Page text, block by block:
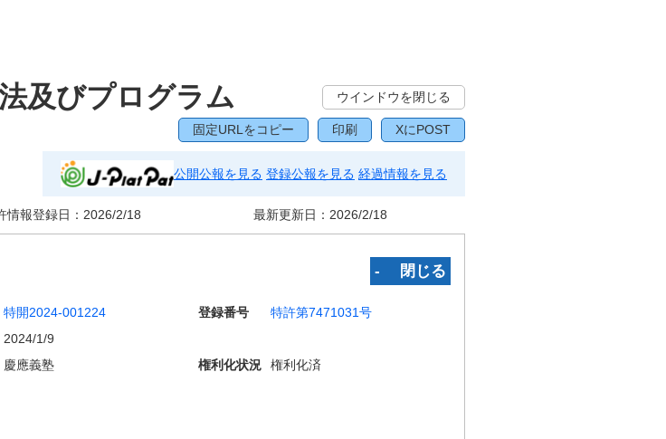
及びプログラム ウインドウを閉じる
固定URLをコピー 印刷 XにPOST
公開公報を見る 登録公報を見る 経過情報を見る
情報登録日： 2026/2/18 最新更新日： 2026/2/18
‐ 閉じる
特開2024-001224 登録番号
特許第7471031号
2024/1/9
慶應義塾 権利化状況
権利化済